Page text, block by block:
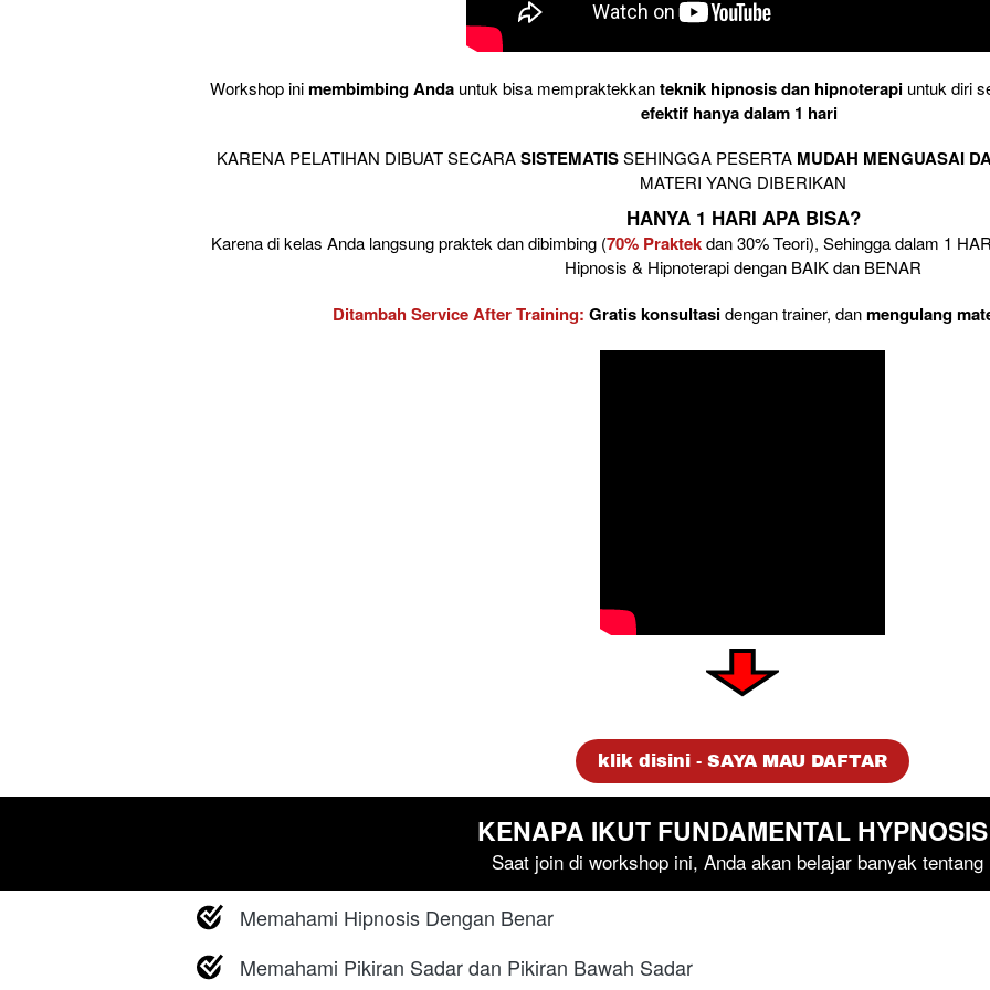
Workshop ini membimbing Anda untuk bisa mempraktekkan teknik hipnosis dan hipnoterapi untuk diri
efektif hanya dalam 1 hari
KARENA PELATIHAN DIBUAT SECARA SISTEMATIS SEHINGGA PESERTA MUDAH MENGUASAI
MATERI YANG DIBERIKAN
HANYA 1 HARI APA BISA?
Karena di kelas Anda langsung praktek dan dibimbing (70% Praktek dan 30% Teori), Sehingga dalam 1
Hipnosis & Hipnoterapi dengan BAIK dan BENAR
Ditambah Service After Training: Gratis konsultasi dengan trainer, dan mengulang
`klik disini - SAYA MAU DAFTAR
KENAPA IKUT FUNDAMENTAL
Saat join di workshop ini, Anda akan belajar banyak tentang
Memahami Hipnosis Dengan Benar
Memahami Pikiran Sadar dan Pikiran Bawah Sadar